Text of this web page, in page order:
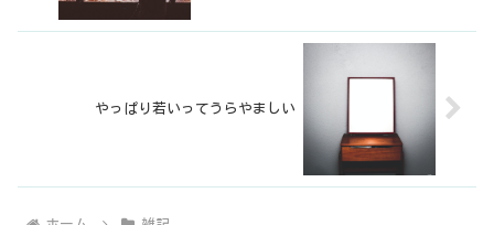
やっぱり若いってうらやましい